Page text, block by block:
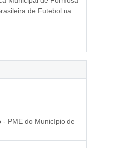
de Futebol na
- PME do Município de